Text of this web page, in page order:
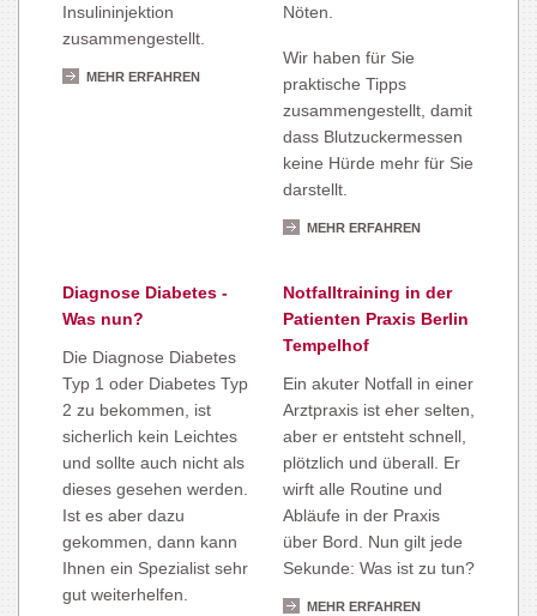
Insulininjektion
zusammengestellt.
MEHR ERFAHREN
Nöten.
Wir haben für Sie
praktische Tipps
zusammengestellt, damit
dass Blutzuckermessen
keine Hürde mehr für Sie
darstellt.
MEHR ERFAHREN
Diagnose Diabetes -
Was nun?
Die Diagnose Diabetes
Typ 1 oder Diabetes Typ
2 zu bekommen, ist
sicherlich kein Leichtes
und sollte auch nicht als
dieses gesehen werden.
Ist es aber dazu
gekommen, dann kann
Ihnen ein Spezialist sehr
gut weiterhelfen.
Notfalltraining in der
Patienten Praxis Berlin
Tempelhof
Ein akuter Notfall in einer
Arztpraxis ist eher selten,
aber er entsteht schnell,
plötzlich und überall. Er
wirft alle Routine und
Abläufe in der Praxis
über Bord. Nun gilt jede
Sekunde: Was ist zu tun?
MEHR ERFAHREN